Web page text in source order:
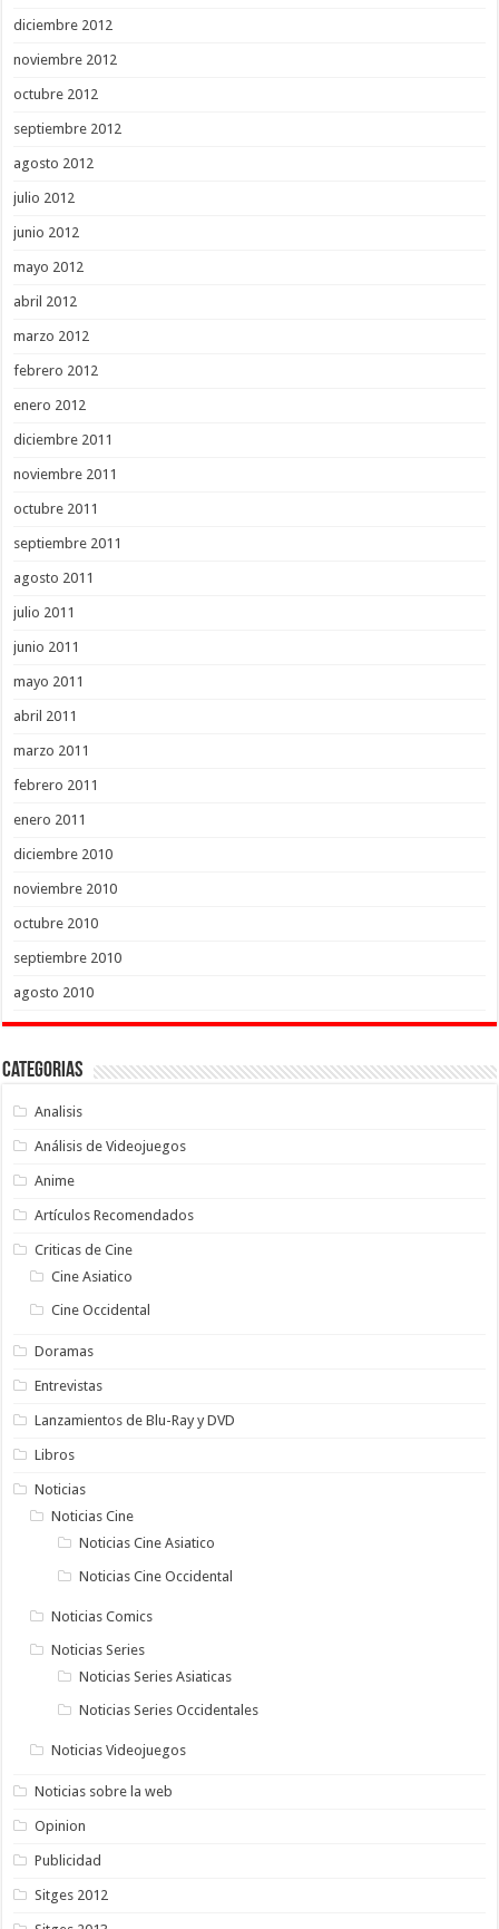
diciembre 2012
noviembre 2012
octubre 2012
septiembre 2012
agosto 2012
julio 2012
junio 2012
mayo 2012
abril 2012
marzo 2012
febrero 2012
enero 2012
diciembre 2011
noviembre 2011
octubre 2011
septiembre 2011
agosto 2011
julio 2011
junio 2011
mayo 2011
abril 2011
marzo 2011
febrero 2011
enero 2011
diciembre 2010
noviembre 2010
octubre 2010
septiembre 2010
agosto 2010
Categorias
Analisis
Análisis de Videojuegos
Anime
Artículos Recomendados
Criticas de Cine
Cine Asiatico
Cine Occidental
Doramas
Entrevistas
Lanzamientos de Blu-Ray y DVD
Libros
Noticias
Noticias Cine
Noticias Cine Asiatico
Noticias Cine Occidental
Noticias Comics
Noticias Series
Noticias Series Asiaticas
Noticias Series Occidentales
Noticias Videojuegos
Noticias sobre la web
Opinion
Publicidad
Sitges 2012